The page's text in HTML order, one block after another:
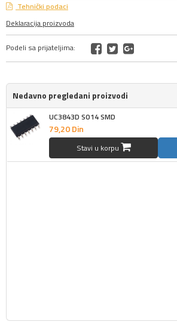
Tehnički podaci
Deklaracija proizvoda
Podeli sa prijateljima:
Nedavno pregledani proizvodi
UC3843D SO14 SMD
79,20Din
Stavi u korpu